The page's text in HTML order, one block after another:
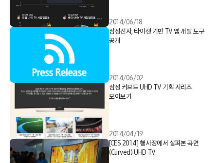
2014/06/18
삼성전자, 타이젠 기반 TV 앱 개발 도구
공개
2014/06/02
삼성 커브드 UHD TV 기획 시리즈
모아보기
2014/04/19
[CES 2014] 행사장에서 살펴본 곡면
(Curved) UHD TV